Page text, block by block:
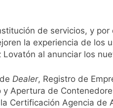
de servicios, y
la experiencia de los
al anunciar los
Dealer, Registro de
Apertura de
Certificación Agencia de